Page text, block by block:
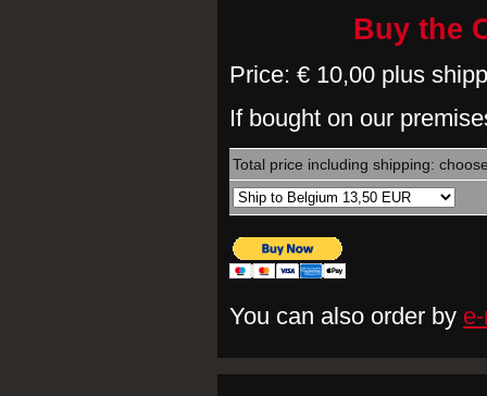
Buy the
Price: € 10,00 plus
If bought on our
Total price including shipping:
You can also order by